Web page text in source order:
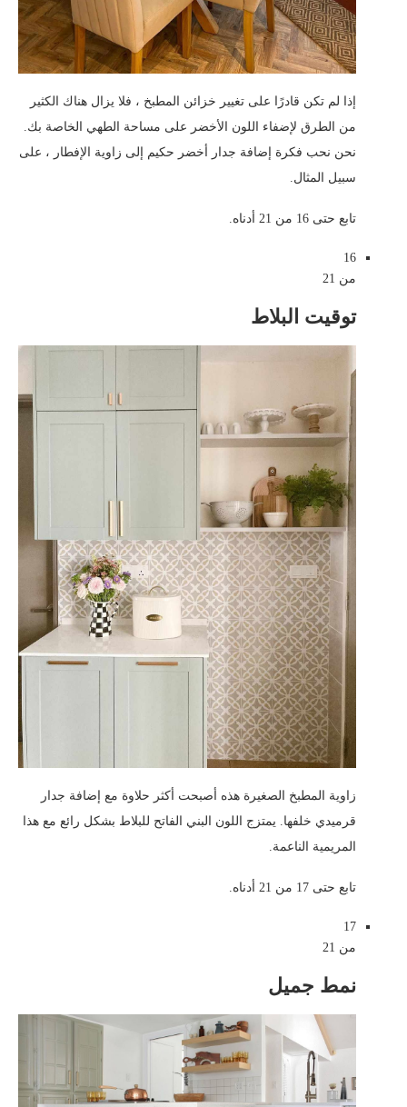
إذا لم تكن قادرًا على تغيير خزائن المطبخ ، فلا يزال هناك الكثير
من الطرق لإضفاء اللون الأخضر على مساحة الطهي الخاصة بك.
نحن نحب فكرة إضافة جدار أخضر حكيم إلى زاوية الإفطار ، على
سبيل المثال.
تابع حتى 16 من 21 أدناه.
16
من 21
توقيت البلاط
زاوية المطبخ الصغيرة هذه أصبحت أكثر حلاوة مع إضافة جدار
قرميدي خلفها. يمتزج اللون البني الفاتح للبلاط بشكل رائع مع هذا
المريمية الناعمة.
تابع حتى 17 من 21 أدناه.
17
من 21
نمط جميل